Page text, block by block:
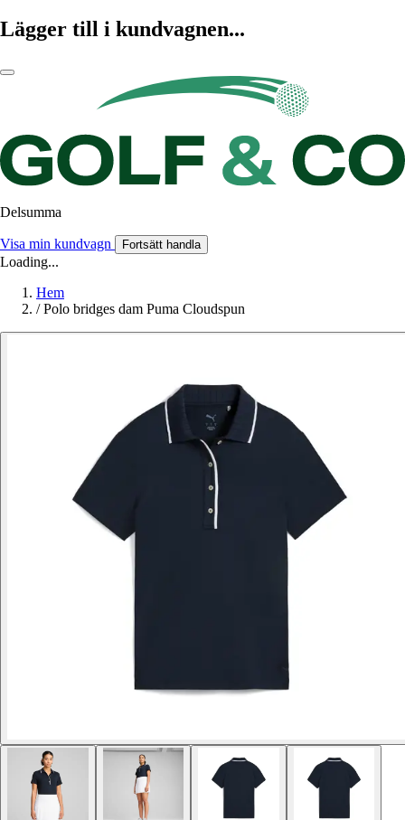
Lägger till i kundvagnen...
Delsumma
Visa min kundvagn Fortsätt handla
Loading...
Hem
/ Polo bridges dam Puma Cloudspun